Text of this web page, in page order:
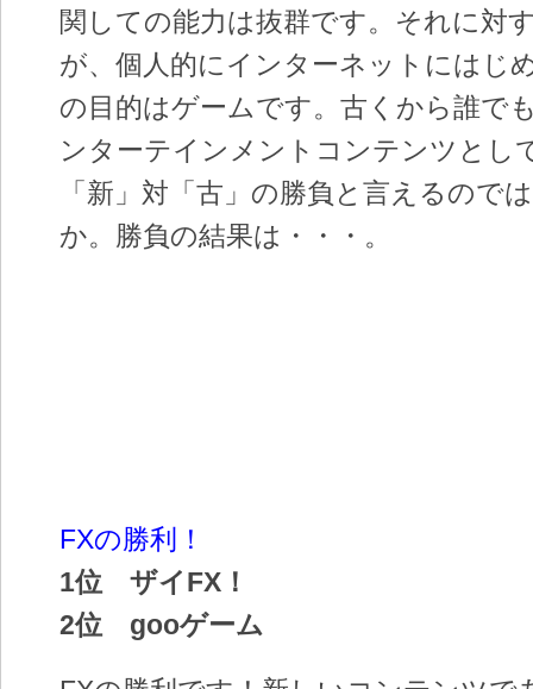
関しての能力は抜群です。それに対
が、個人的にインターネットにはじ
の目的はゲームです。古くから誰で
ンターテインメントコンテンツとし
「新」対「古」の勝負と言えるので
か。勝負の結果は・・・。
FXの勝利！
1位 ザイFX！
2位 gooゲーム